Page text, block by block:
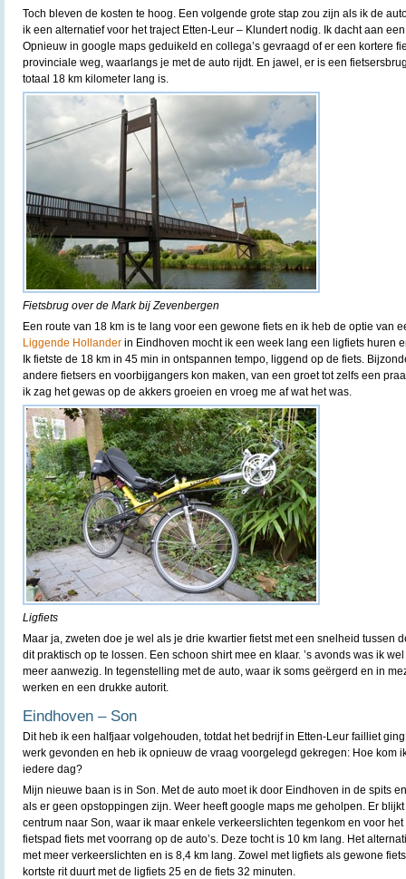
Toch bleven de kosten te hoog. Een volgende grote stap zou zijn als ik de
ik een alternatief voor het traject Etten-Leur – Klundert nodig. Ik dacht aan
Opnieuw in google maps geduikeld en collega’s gevraagd of er een kortere
provinciale weg, waarlangs je met de auto rijdt. En jawel, er is een
totaal 18 km kilometer lang is.
Fietsbrug over de Mark bij Zevenbergen
Een route van 18 km is te lang voor een gewone fiets en ik heb de optie van
Liggende Hollander in Eindhoven mocht ik een week lang een ligfiets huren
Ik fietste de 18 km in 45 min in ontspannen tempo, liggend op de fiets.
andere fietsers en voorbijgangers kon maken, van een groet tot zelfs een
ik zag het gewas op de akkers groeien en vroeg me af wat het was.
Ligfiets
Maar ja, zweten doe je wel als je drie kwartier fietst met een snelheid tussen
dit praktisch op te lossen. Een schoon shirt mee en klaar. ’s avonds was ik
meer aanwezig. In tegenstelling met de auto, waar ik soms geërgerd en in
werken en een drukke autorit.
Eindhoven – Son
Dit heb ik een halfjaar volgehouden, totdat het bedrijf in Etten-Leur failliet
werk gevonden en heb ik opnieuw de vraag voorgelegd gekregen: Hoe kom
iedere dag?
Mijn nieuwe baan is in Son. Met de auto moet ik door Eindhoven in de spits
als er geen opstoppingen zijn. Weer heeft google maps me geholpen. Er
centrum naar Son, waar ik maar enkele verkeerslichten tegenkom en voor
fietspad fiets met voorrang op de auto’s. Deze tocht is 10 km lang. Het
met meer verkeerslichten en is 8,4 km lang. Zowel met ligfiets als gewone
kortste rit duurt met de ligfiets 25 en de fiets 32 minuten.